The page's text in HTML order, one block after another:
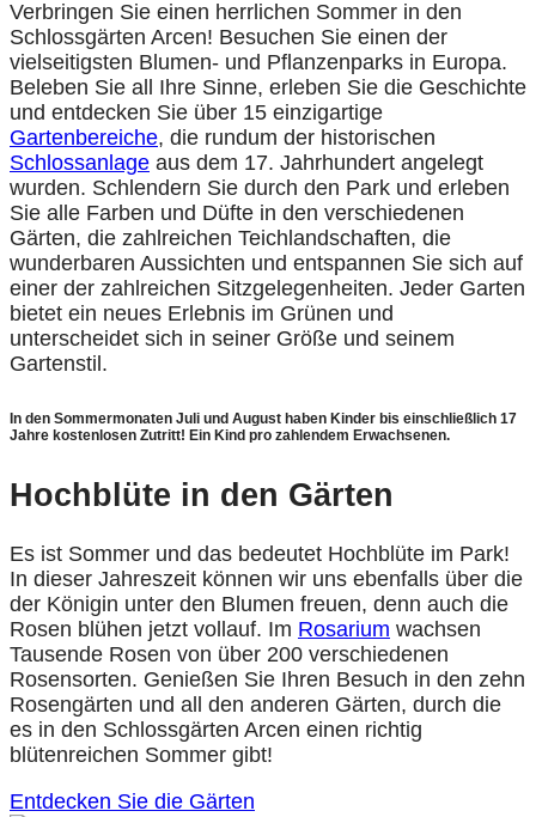
Verbringen Sie einen herrlichen Sommer in den
Schlossgärten Arcen! Besuchen Sie einen der
vielseitigsten Blumen- und Pflanzenparks in Europa.
Beleben Sie all Ihre Sinne, erleben Sie die Geschichte
und entdecken Sie über 15 einzigartige
Gartenbereiche, die rundum der historischen
Schlossanlage aus dem 17. Jahrhundert angelegt
wurden. Schlendern Sie durch den Park und erleben
Sie alle Farben und Düfte in den verschiedenen
Gärten, die zahlreichen Teichlandschaften, die
wunderbaren Aussichten und entspannen Sie sich auf
einer der zahlreichen Sitzgelegenheiten. Jeder Garten
bietet ein neues Erlebnis im Grünen und
unterscheidet sich in seiner Größe und seinem
Gartenstil.
In den Sommermonaten Juli und August haben Kinder bis einschließlich 17
Jahre kostenlosen Zutritt! Ein Kind pro zahlendem Erwachsenen.
Hochblüte in den Gärten
Es ist Sommer und das bedeutet Hochblüte im Park!
In dieser Jahreszeit können wir uns ebenfalls über die
der Königin unter den Blumen freuen, denn auch die
Rosen blühen jetzt vollauf. Im Rosarium wachsen
Tausende Rosen von über 200 verschiedenen
Rosensorten. Genießen Sie Ihren Besuch in den zehn
Rosengärten und all den anderen Gärten, durch die
es in den Schlossgärten Arcen einen richtig
blütenreichen Sommer gibt!
Entdecken Sie die Gärten